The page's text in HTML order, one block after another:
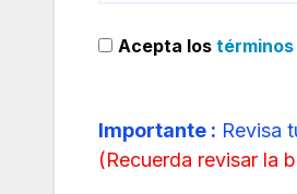
Acepta los
Importante : Revisa
(Recuerda revisar la